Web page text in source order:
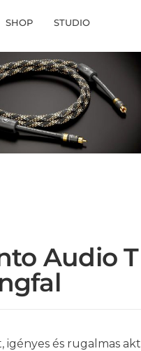
SHOP STUDIO
Audio
igényes és rugalmas